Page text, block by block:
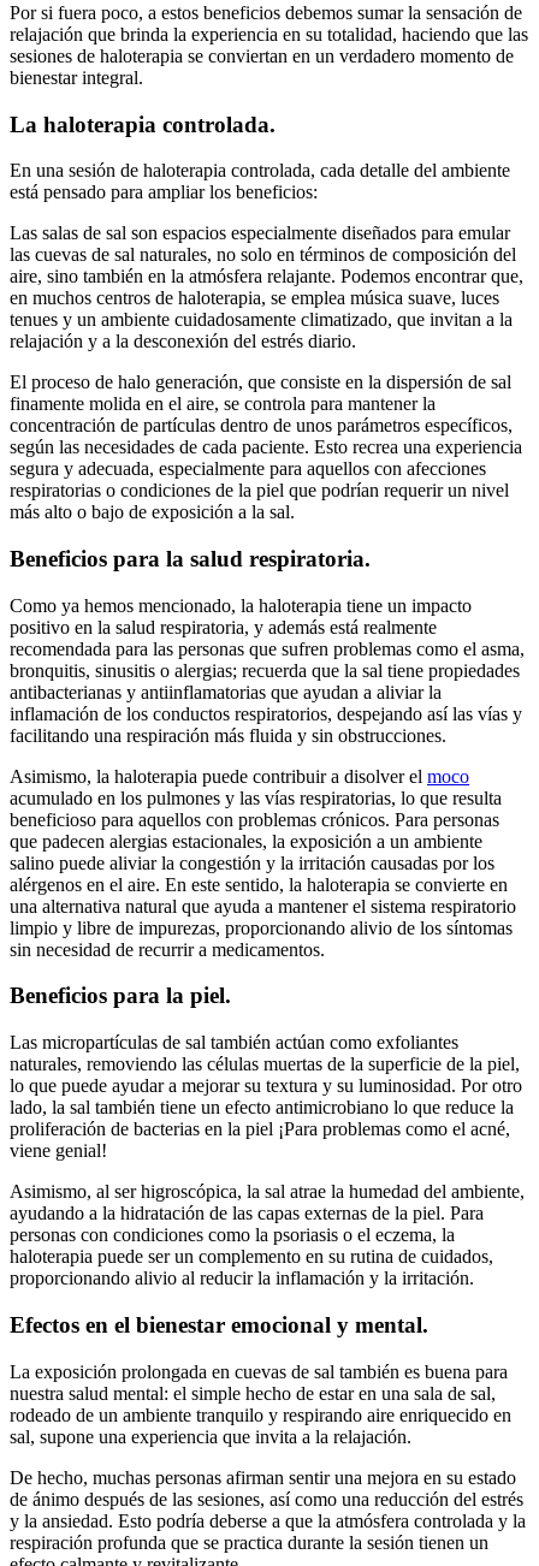
Por si fuera poco, a estos beneficios debemos sumar la sensación de
relajación que brinda la experiencia en su totalidad, haciendo que las
sesiones de haloterapia se conviertan en un verdadero momento de
bienestar integral.
La haloterapia controlada.
En una sesión de haloterapia controlada, cada detalle del ambiente
está pensado para ampliar los beneficios:
Las salas de sal son espacios especialmente diseñados para emular
las cuevas de sal naturales, no solo en términos de composición del
aire, sino también en la atmósfera relajante. Podemos encontrar que,
en muchos centros de haloterapia, se emplea música suave, luces
tenues y un ambiente cuidadosamente climatizado, que invitan a la
relajación y a la desconexión del estrés diario.
El proceso de halo generación, que consiste en la dispersión de sal
finamente molida en el aire, se controla para mantener la
concentración de partículas dentro de unos parámetros específicos,
según las necesidades de cada paciente. Esto recrea una experiencia
segura y adecuada, especialmente para aquellos con afecciones
respiratorias o condiciones de la piel que podrían requerir un nivel
más alto o bajo de exposición a la sal.
Beneficios para la salud respiratoria.
Como ya hemos mencionado, la haloterapia tiene un impacto
positivo en la salud respiratoria, y además está realmente
recomendada para las personas que sufren problemas como el asma,
bronquitis, sinusitis o alergias; recuerda que la sal tiene propiedades
antibacterianas y antiinflamatorias que ayudan a aliviar la
inflamación de los conductos respiratorios, despejando así las vías y
facilitando una respiración más fluida y sin obstrucciones.
Asimismo, la haloterapia puede contribuir a disolver el moco
acumulado en los pulmones y las vías respiratorias, lo que resulta
beneficioso para aquellos con problemas crónicos. Para personas
que padecen alergias estacionales, la exposición a un ambiente
salino puede aliviar la congestión y la irritación causadas por los
alérgenos en el aire. En este sentido, la haloterapia se convierte en
una alternativa natural que ayuda a mantener el sistema respiratorio
limpio y libre de impurezas, proporcionando alivio de los síntomas
sin necesidad de recurrir a medicamentos.
Beneficios para la piel.
Las micropartículas de sal también actúan como exfoliantes
naturales, removiendo las células muertas de la superficie de la piel,
lo que puede ayudar a mejorar su textura y su luminosidad. Por otro
lado, la sal también tiene un efecto antimicrobiano lo que reduce la
proliferación de bacterias en la piel ¡Para problemas como el acné,
viene genial!
Asimismo, al ser higroscópica, la sal atrae la humedad del ambiente,
ayudando a la hidratación de las capas externas de la piel. Para
personas con condiciones como la psoriasis o el eczema, la
haloterapia puede ser un complemento en su rutina de cuidados,
proporcionando alivio al reducir la inflamación y la irritación.
Efectos en el bienestar emocional y mental.
La exposición prolongada en cuevas de sal también es buena para
nuestra salud mental: el simple hecho de estar en una sala de sal,
rodeado de un ambiente tranquilo y respirando aire enriquecido en
sal, supone una experiencia que invita a la relajación.
De hecho, muchas personas afirman sentir una mejora en su estado
de ánimo después de las sesiones, así como una reducción del estrés
y la ansiedad. Esto podría deberse a que la atmósfera controlada y la
respiración profunda que se practica durante la sesión tienen un